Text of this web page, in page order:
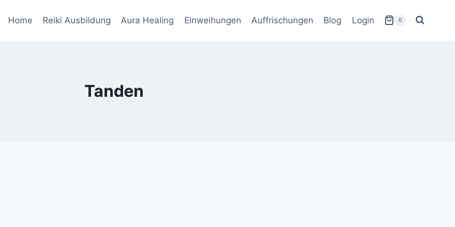
Home Reiki Ausbildung Aura Healing Einweihungen Auffrischungen Blog Login 0
Tanden